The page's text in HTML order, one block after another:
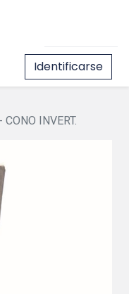
Identificarse
INVERT.